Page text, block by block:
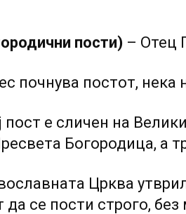
пости) – Отец
почнува постот, нека
пост е сличен на
Богородица, a
Црква
да се пости строго,